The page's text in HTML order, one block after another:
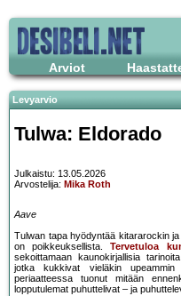
Arviot
Levyarvio
Tulwa: Eldorado
Julkaistu: 13.05.2026
Arvostelija: Mika Roth
Aave
Tulwan tapa hyödyntää kitararockin
on poikkeuksellista.Tervetuloa
sekoittamaan kaunokirjallisia
jotka kukkivat vieläkin
periaatteessa tuonut mitään
lopputulemat puhuttelivat – ja